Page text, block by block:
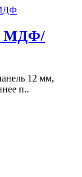
МДФ/
12 мм,
п..